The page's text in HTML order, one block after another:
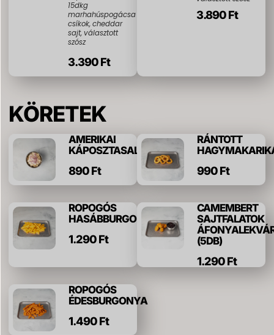
15dkg
marhahúspogácsa
csíkok, cheddar
sajt, választott
szósz
3.390 Ft
3.890 Ft
KÖRETEK
AMERIKAI
KÁPOSZTASALÁTA
890 Ft
RÁNTOTT
990 Ft
ROPOGÓS
HASÁBBURGONYA
1.290 Ft
CAMEMBERT
SAJTFALATOK
(5DB)
1.290 Ft
ROPOGÓS
ÉDESBURGONYA
1.490 Ft